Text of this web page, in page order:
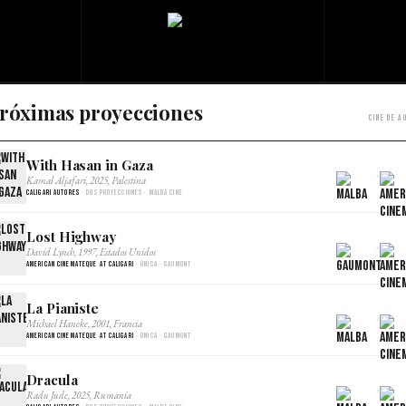
proyecciones Cine de
With Hasan in Gaza
Kamal Aljafari, 2025, Palestina
Caligari Autores · Dos proyecciones · Malba Cine
×
Lost Highway
David Lynch, 1997, Estados Unidos
American Cinemateque at Caligari · Única · Gaumont
×
La Pianiste
Michael Haneke, 2001, Francia
American Cinemateque at Caligari · Única · Gaumont
×
Dracula
Radu Jude, 2025, Rumania ×